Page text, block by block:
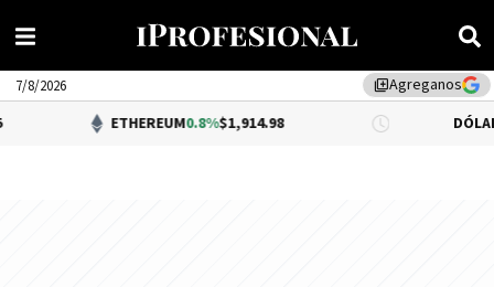
library_addAgreganos
7/8/2026
ETHEREUM 0.8%$1,914.98 DÓLAR BNA